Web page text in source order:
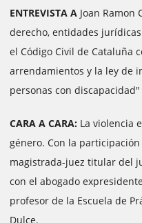
ENTREVISTA A Joan Ramon
derecho, entidades
el Código Civil de Cataluña
arrendamientos y la ley de
personas con discapacidad"
CARA A CARA: La violencia
género. Con la participación
magistrada-juez titular del
con el abogado
profesor de la Escuela de
Dulce.